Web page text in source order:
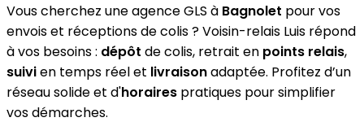
Vous cherchez une agence GLS à Bagnolet pour vos
envois et réceptions de colis ? Voisin-relais Luis répond
à vos besoins : dépôt de colis, retrait en points relais,
suivien temps réel et livraisonadaptée. Profitez d’un
réseau solide et d'horaires pratiques pour simplifier
vos démarches.